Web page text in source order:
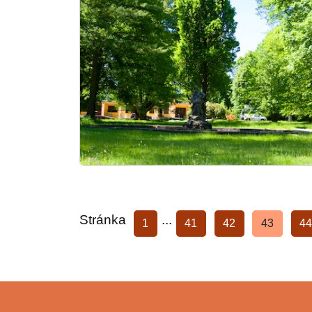
Stránka 1 ... 41 42 43 44